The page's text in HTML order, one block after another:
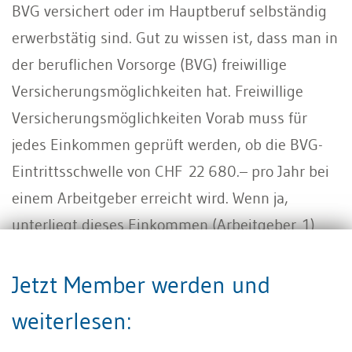
BVG versichert oder im Hauptberuf selbständig
erwerbstätig sind. Gut zu wissen ist, dass man in
der beruflichen Vorsorge (BVG) freiwillige
Versicherungsmöglichkeiten hat. Freiwillige
Versicherungsmöglichkeiten Vorab muss für
jedes Einkommen geprüft werden, ob die BVG-
Eintrittsschwelle von CHF 22 680.– pro Jahr bei
einem Arbeitgeber erreicht wird. Wenn ja,
unterliegt dieses Einkommen (Arbeitgeber 1)
weitere nicht versicherte Einkommen aus
Eintrittsschwelle liegen, haben Arbeitnehmende
Jetzt Member werden und
weiterlesen: